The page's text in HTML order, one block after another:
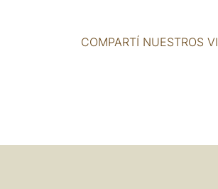
COMPARTÍ NUESTROS